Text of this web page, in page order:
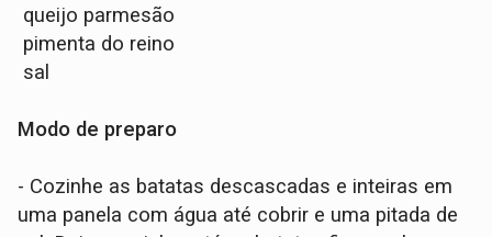
queijo parmesão
pimenta do reino
sal
Modo de preparo
- Cozinhe as batatas descascadas e inteiras em
uma panela com água até cobrir e uma pitada de